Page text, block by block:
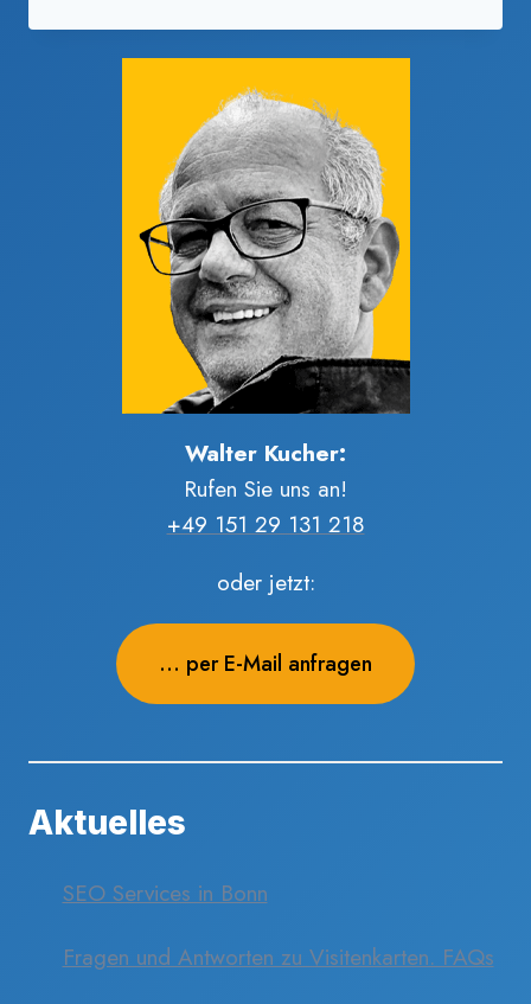
SIEGBURG
Walter Kucher:
Rufen Sie uns an!
+49 151 29 131 218
oder jetzt:
... per E-Mail anfragen
Aktuelles
SEO Services in Bonn
Fragen und Antworten zu Visitenkarten. FAQs